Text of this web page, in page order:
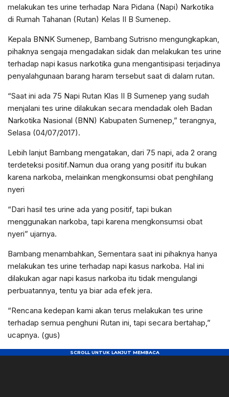
melakukan tes urine terhadap Nara Pidana (Napi) Narkotika
di Rumah Tahanan (Rutan) Kelas II B Sumenep.
Kepala BNNK Sumenep, Bambang Sutrisno mengungkapkan,
pihaknya sengaja mengadakan sidak dan melakukan tes urine
terhadap napi kasus narkotika guna mengantisipasi terjadinya
penyalahgunaan barang haram tersebut saat di dalam rutan.
“Saat ini ada 75 Napi Rutan Klas II B Sumenep yang sudah
menjalani tes urine dilakukan secara mendadak oleh Badan
Narkotika Nasional (BNN) Kabupaten Sumenep,” terangnya,
Selasa (04/07/2017).
Lebih lanjut Bambang mengatakan, dari 75 napi, ada 2 orang
terdeteksi positif.Namun dua orang yang positif itu bukan
karena narkoba, melainkan mengkonsumsi obat penghilang
nyeri
“Dari hasil tes urine ada yang positif, tapi bukan
menggunakan narkoba, tapi karena mengkonsumsi obat
nyeri” ujarnya.
Bambang menambahkan, Sementara saat ini pihaknya hanya
melakukan tes urine terhadap napi kasus narkoba. Hal ini
dilakukan agar napi kasus narkoba itu tidak mengulangi
perbuatannya, tentu ya biar ada efek jera.
“Rencana kedepan kami akan terus melakukan tes urine
terhadap semua penghuni Rutan ini, tapi secara bertahap,”
ucapnya. (gus)